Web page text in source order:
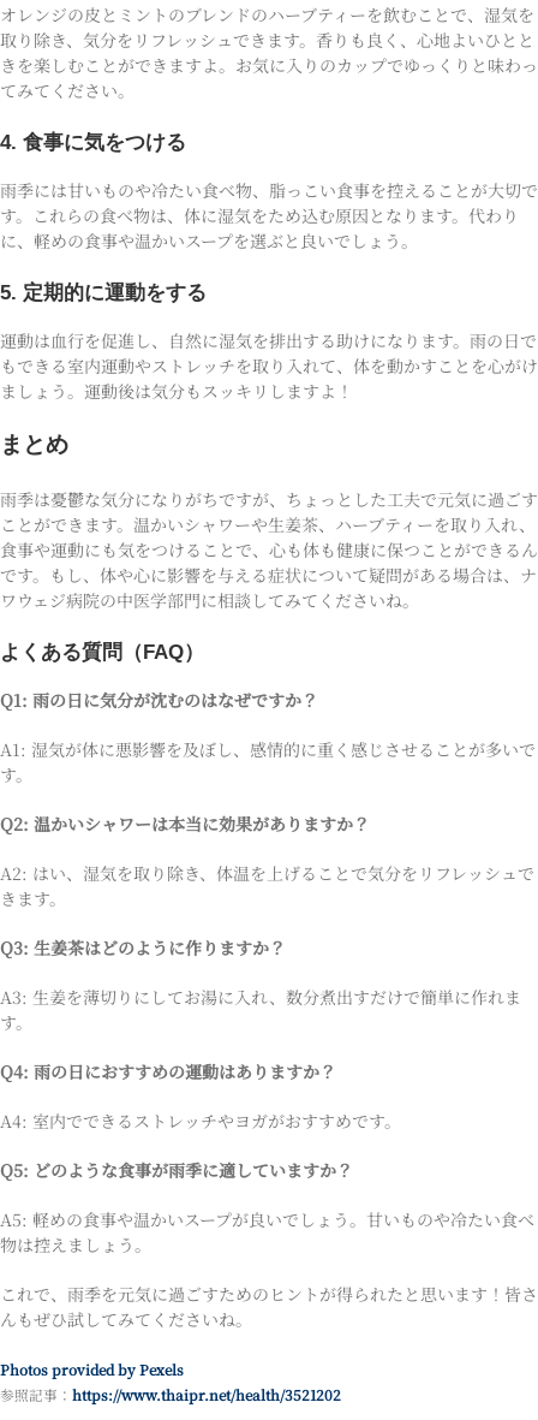
オレンジの皮とミントのブレンドのハーブティーを飲むことで、湿気を
取り除き、気分をリフレッシュできます。香りも良く、心地よいひとと
きを楽しむことができますよ。お気に入りのカップでゆっくりと味わっ
てみてください。
4. 食事に気をつける
雨季には甘いものや冷たい食べ物、脂っこい食事を控えることが大切で
す。これらの食べ物は、体に湿気をため込む原因となります。代わり
に、軽めの食事や温かいスープを選ぶと良いでしょう。
5. 定期的に運動をする
運動は血行を促進し、自然に湿気を排出する助けになります。雨の日で
もできる室内運動やストレッチを取り入れて、体を動かすことを心がけ
ましょう。運動後は気分もスッキリしますよ！
まとめ
雨季は憂鬱な気分になりがちですが、ちょっとした工夫で元気に過ごす
ことができます。温かいシャワーや生姜茶、ハーブティーを取り入れ、
食事や運動にも気をつけることで、心も体も健康に保つことができるん
です。もし、体や心に影響を与える症状について疑問がある場合は、ナ
ワウェジ病院の中医学部門に相談してみてくださいね。
よくある質問（FAQ）
Q1: 雨の日に気分が沈むのはなぜですか？
A1: 湿気が体に悪影響を及ぼし、感情的に重く感じさせることが多いで
す。
Q2: 温かいシャワーは本当に効果がありますか？
A2: はい、湿気を取り除き、体温を上げることで気分をリフレッシュで
きます。
Q3: 生姜茶はどのように作りますか？
A3: 生姜を薄切りにしてお湯に入れ、数分煮出すだけで簡単に作れま
す。
Q4: 雨の日におすすめの運動はありますか？
A4: 室内でできるストレッチやヨガがおすすめです。
Q5: どのような食事が雨季に適していますか？
A5: 軽めの食事や温かいスープが良いでしょう。甘いものや冷たい食べ
物は控えましょう。
これで、雨季を元気に過ごすためのヒントが得られたと思います！皆さ
んもぜひ試してみてくださいね。
Photos provided by Pexels
参照記事： https://www.thaipr.net/health/3521202